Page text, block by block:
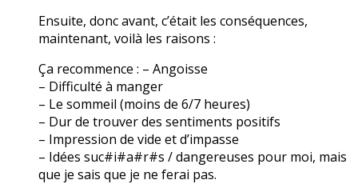
Ensuite, donc avant, c’était les conséquences,
maintenant, voilà les raisons :
Ça recommence : – Angoisse
– Difficulté à manger
– Le sommeil (moins de 6/7 heures)
– Dur de trouver des sentiments positifs
– Impression de vide et d’impasse
– Idées suc#i#a#r#s / dangereuses pour moi, mais
que je sais que je ne ferai pas.